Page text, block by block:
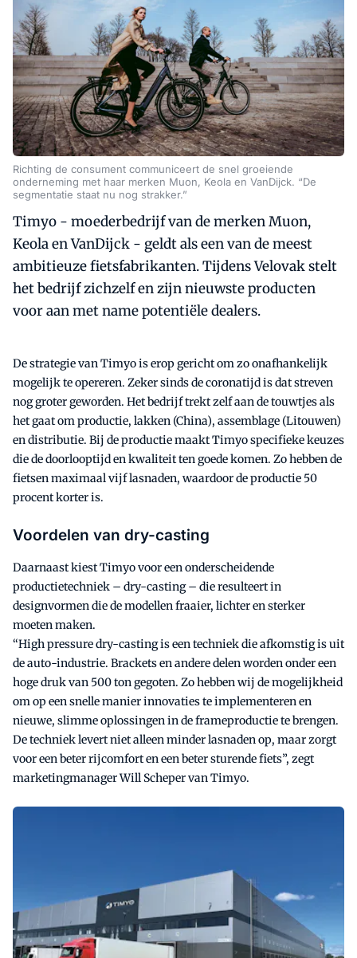
Richting de consument communiceert de snel groeiende
onderneming met haar merken Muon, Keola en VanDijck. “De
segmentatie staat nu nog strakker.”
Timyo - moederbedrijf van de merken Muon,
Keola en VanDijck - geldt als een van de meest
ambitieuze fietsfabrikanten. Tijdens Velovak stelt
het bedrijf zichzelf en zijn nieuwste producten
voor aan met name potentiële dealers.
De strategie van Timyo is erop gericht om zo onafhankelijk
mogelijk te opereren. Zeker sinds de coronatijd is dat streven
nog groter geworden. Het bedrijf trekt zelf aan de touwtjes als
het gaat om productie, lakken (China), assemblage (Litouwen)
en distributie. Bij de productie maakt Timyo specifieke keuzes
die de doorlooptijd en kwaliteit ten goede komen. Zo hebben de
fietsen maximaal vijf lasnaden, waardoor de productie 50
procent korter is.
Voordelen van dry-casting
Daarnaast kiest Timyo voor een onderscheidende
productietechniek – dry-casting – die resulteert in
designvormen die de modellen fraaier, lichter en sterker
moeten maken.
“High pressure dry-casting is een techniek die afkomstig is uit
de auto-industrie. Brackets en andere delen worden onder een
hoge druk van 500 ton gegoten. Zo hebben wij de mogelijkheid
om op een snelle manier innovaties te implementeren en
nieuwe, slimme oplossingen in de frameproductie te brengen.
De techniek levert niet alleen minder lasnaden op, maar zorgt
voor een beter rijcomfort en een beter sturende fiets”, zegt
marketingmanager Will Scheper van Timyo.